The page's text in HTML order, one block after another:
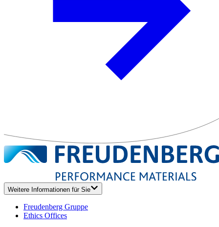
Weitere Informationen für Sie
Freudenberg Gruppe
Ethics Offices